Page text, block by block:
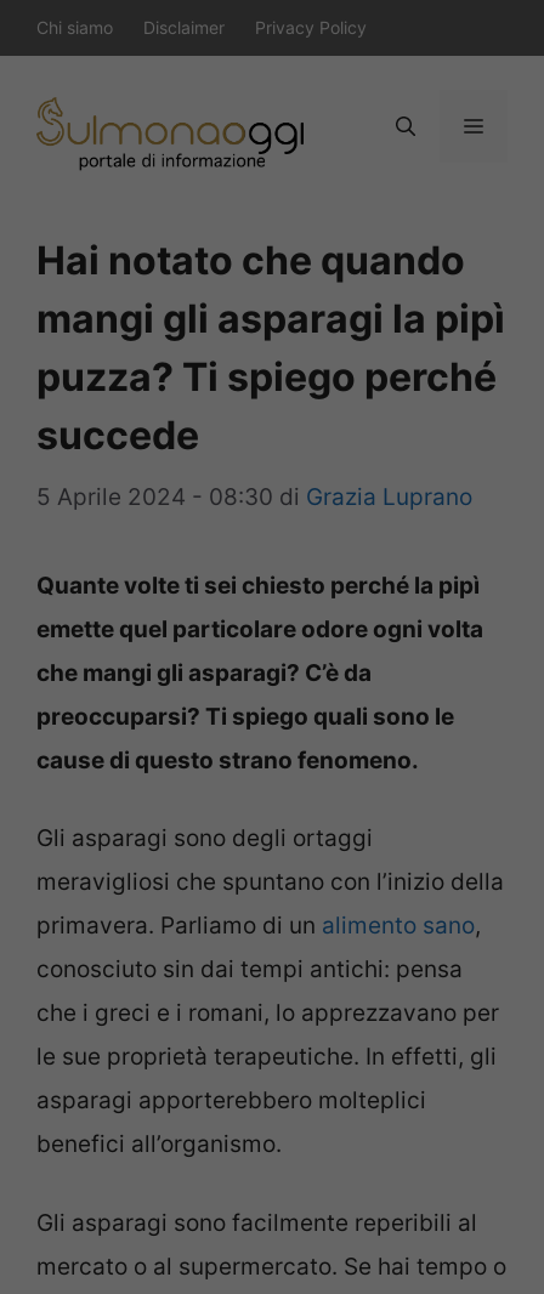
al
contenuto
Chi siamo Disclaimer Privacy Policy
Menu
Hai notato che quando
mangi gli asparagi la pipì
puzza? Ti spiego perché
succede
5 Aprile 2024 - 08:30 di Grazia Luprano
Quante volte ti sei chiesto perché la pipì
emette quel particolare odore ogni volta
che mangi gli asparagi? C’è da
preoccuparsi? Ti spiego quali sono le
cause di questo strano fenomeno.
Gli asparagi sono degli ortaggi
meravigliosi che spuntano con l’inizio della
primavera. Parliamo di un alimento sano,
conosciuto sin dai tempi antichi: pensa
che i greci e i romani, lo apprezzavano per
le sue proprietà terapeutiche. In effetti, gli
asparagi apporterebbero molteplici
benefici all’organismo.
Gli asparagi sono facilmente reperibili al
mercato o al supermercato. Se hai tempo o